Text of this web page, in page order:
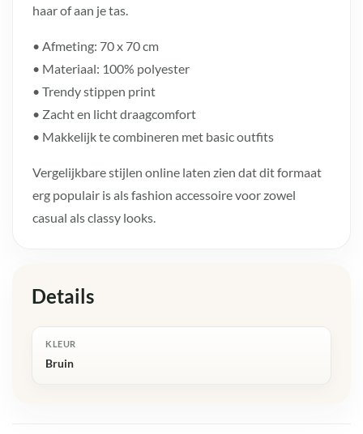
haar of aan je tas.
• Afmeting: 70 x 70 cm
• Materiaal: 100% polyester
• Trendy stippen print
• Zacht en licht draagcomfort
• Makkelijk te combineren met basic outfits
Vergelijkbare stijlen online laten zien dat dit formaat
erg populair is als fashion accessoire voor zowel
casual als classy looks.
Details
KLEUR
Bruin